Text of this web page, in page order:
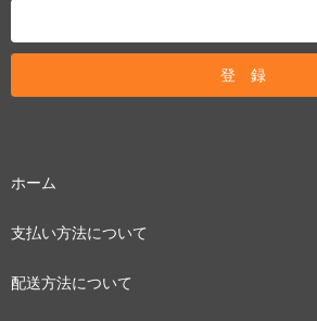
ホーム
支払い方法について
配送方法について